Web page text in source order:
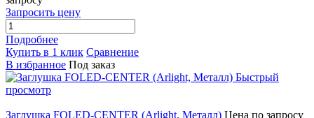
Запросить цену
Подробнее
Купить в 1 клик Сравнение
В избранное Под заказ
Быстрый
просмотр
Заглушка FOLED-CENTER (Arlight, Металл) Цена по запросу